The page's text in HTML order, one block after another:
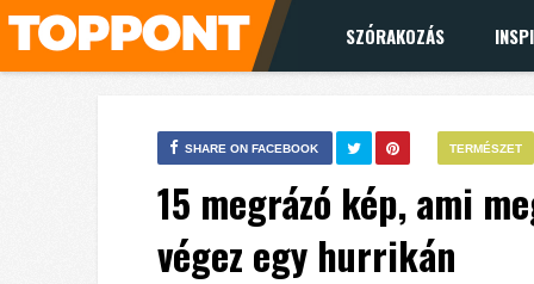
SZÓRAKOZÁS
TERMÉSZET
SHARE ON FACEBOOK
15 megrázó kép, ami
végez egy hurrikán